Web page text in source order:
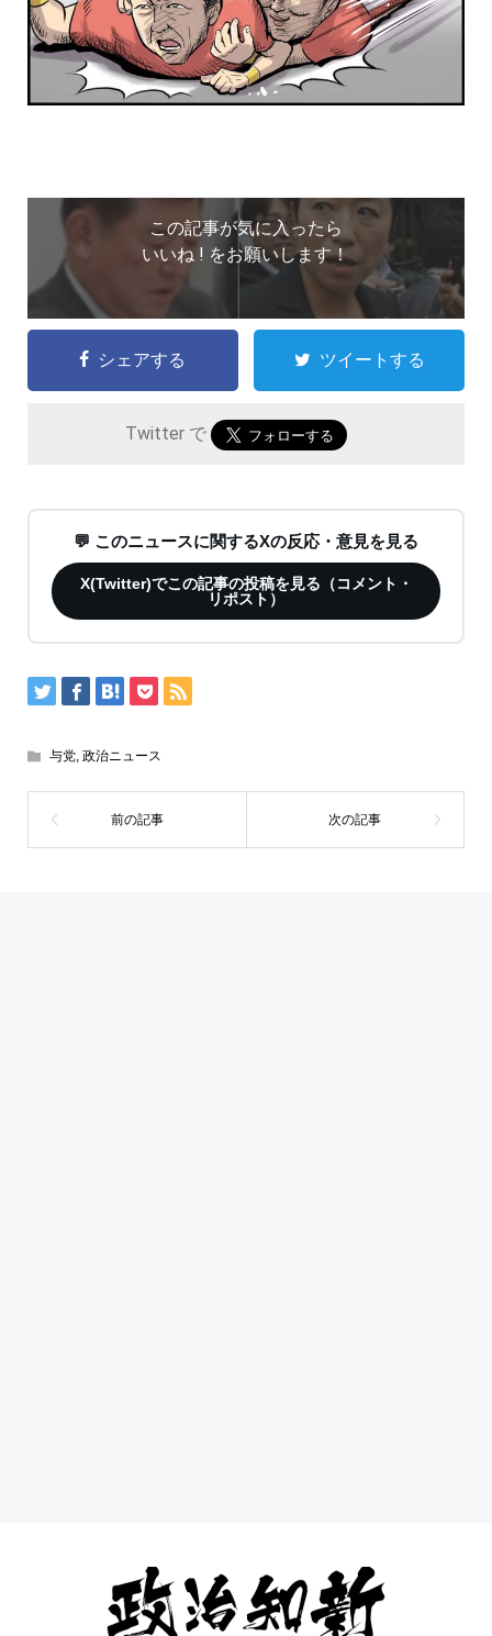
この記事が気に入ったら
いいね ! をお願いします！
シェアする ツイートする
Twitter で
💬 このニュースに関するXの反応・意見を見る
X(Twitter)でこの記事の投稿を見る（コメント・
リポスト）
与党, 政治ニュース